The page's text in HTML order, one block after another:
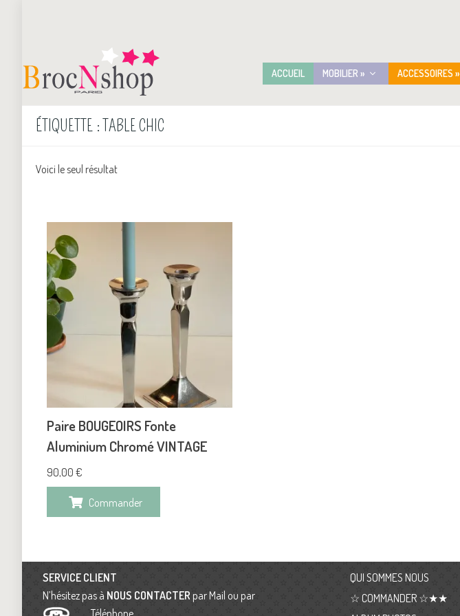
ACCUEIL MOBILIER » ACCESSOIRES »
ÉTIQUETTE :TABLE CHIC
Voici le seul résultat
Paire BOUGEOIRS Fonte
Aluminium Chromé VINTAGE
90,00 €
Commander
SERVICE CLIENT
N’hésitez pas à NOUS CONTACTER par Mail ou par
QUI SOMMES NOUS
☆ COMMANDER ☆★★